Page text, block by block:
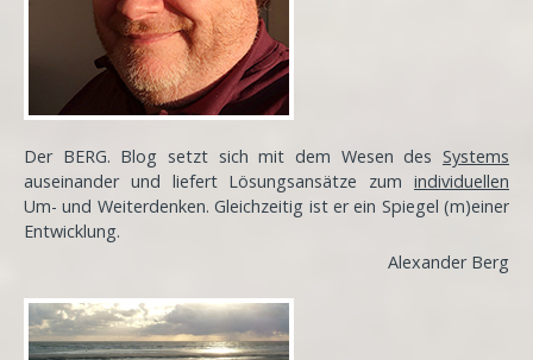
Der BERG. Blog setzt sich mit dem Wesen des Systems
auseinander und liefert Lösungsansätze zum individuellen
Um- und Weiterdenken. Gleichzeitig ist er ein Spiegel (m)einer
Entwicklung.
Alexander Berg